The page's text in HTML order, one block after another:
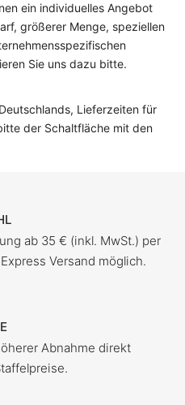
ein individuelles Angebot
größerer Menge, speziellen
Sie uns dazu bitte.
Lieferzeiten für
der Schaltfläche mit den
ab 35 € (inkl. MwSt.) per
Versand möglich.
Abnahme direkt